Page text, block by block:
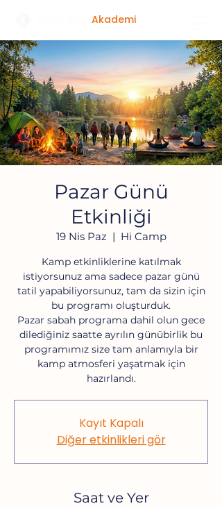
Akademi
Pazar Günü
Etkinliği
19 Nis Paz
  |
Hi Camp
Kamp etkinliklerine katılmak
istiyorsunuz ama sadece pazar günü
tatil yapabiliyorsunuz, tam da sizin için
bu programı oluşturduk.
Pazar sabah programa dahil olun gece
dilediğiniz saatte ayrılın günübirlik bu
programımız size tam anlamıyla bir
kamp atmosferi yaşatmak için
hazırlandı.
Kayıt Kapalı
Diğer etkinlikleri gör
Saat ve Yer